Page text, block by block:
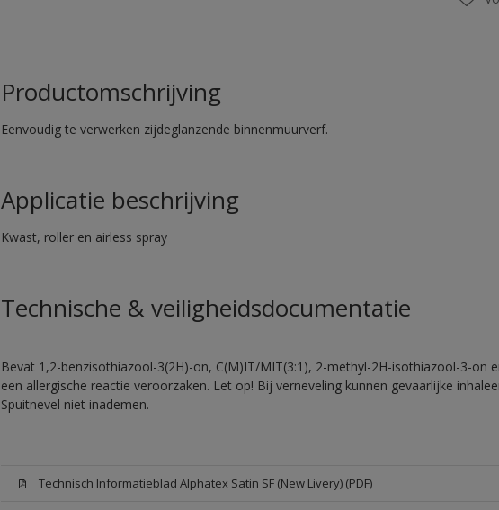
Productomschrijving
Eenvoudig te verwerken zijdeglanzende binnenmuurverf.
Applicatie beschrijving
Kwast, roller en airless spray
Technische & veiligheidsdocumentatie
Bevat 1,2-benzisothiazool-3(2H)-on, C(M)IT/MIT(3:1), 2-methyl-2H-isothiazool-3-on
een allergische reactie veroorzaken. Let op! Bij verneveling kunnen gevaarlijke
Spuitnevel niet inademen.
Technisch Informatieblad Alphatex Satin SF (New Livery) (PDF)